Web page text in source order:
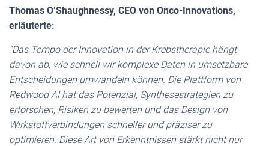
Thomas O’Shaughnessy, CEO von Onco-Innovations,
erläuterte:
“Das Tempo der Innovation in der Krebstherapie hängt
davon ab, wie schnell wir komplexe Daten in umsetzbare
Entscheidungen umwandeln können. Die Plattform von
Redwood AI hat das Potenzial, Synthesestrategien zu
erforschen, Risiken zu bewerten und das Design von
Wirkstoffverbindungen schneller und präziser zu
optimieren. Diese Art von Erkenntnissen stärkt nicht nur